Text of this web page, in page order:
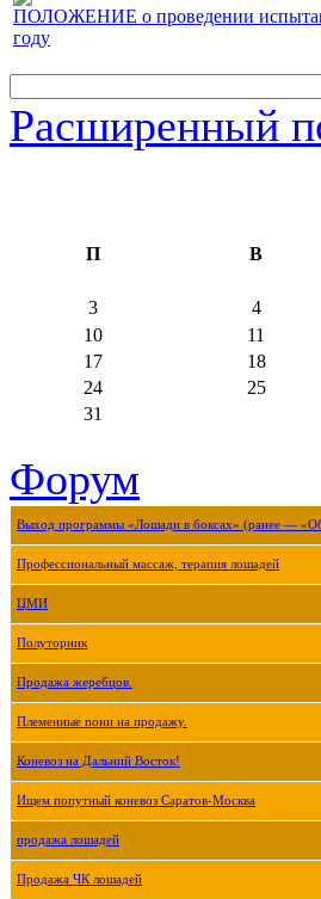
ПОЛОЖЕНИЕ о проведении
году
Расширенный
П В
3 4
10
11
17
18
24
25
31
Форум
Выход программы «Лошади в боксах» (ранее —
Профессиональный массаж, терапия лошадей
ЦМИ
Полуторник
Продажа жеребцов.
Племенные пони на продажу.
Коневоз на Дальний Восток!
Ищем попутный коневоз Саратов-Москва
продажа лошадей
Продажа ЧК лошадей